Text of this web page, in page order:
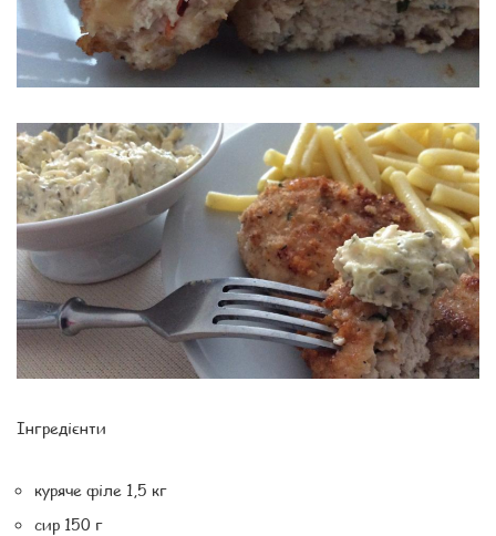
Інгредієнти
куряче філе 1,5 кг
сир 150 г